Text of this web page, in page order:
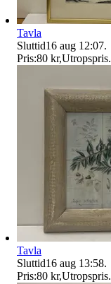
Tavla
Sluttid16 aug 12:07.
Pris:80 kr,Utropspris.
Tavla
Sluttid16 aug 13:58.
Pris:80 kr,Utropspris.